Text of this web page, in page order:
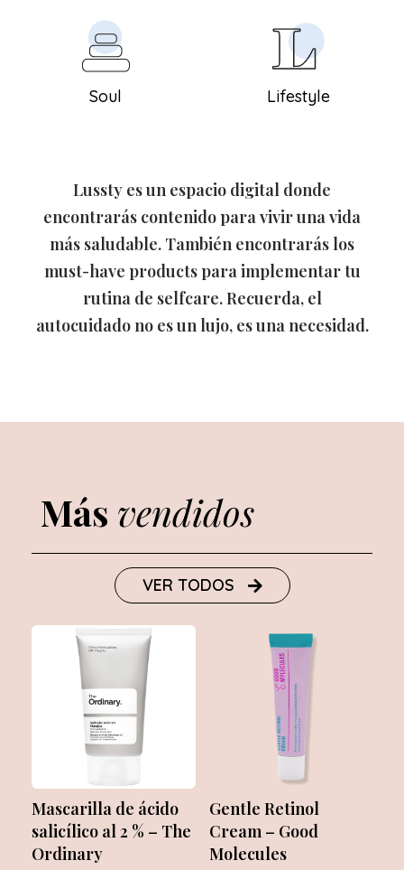
Soul Lifestyle
Lussty es un espacio digital donde
encontrarás contenido para vivir una vida
más saludable. También encontrarás los
must-have products para implementar tu
rutina de selfcare. Recuerda, el
autocuidado no es un lujo, es una necesidad.
Más vendidos
VER TODOS
Mascarilla de ácido
salicílico al 2 % – The
Ordinary
Gentle Retinol
Cream – Good
Molecules